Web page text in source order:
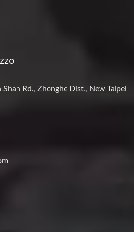
Shan Rd., Zhonghe Dist., New Taipei